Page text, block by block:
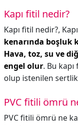
Kapı fitil nedir?
Kapı fitil nedir?,
kenarında boşluk
Hava, toz, su ve
engel olur. Bu
olup istenilen
PVC fitili ömrü
PVC fitili ömrü ne